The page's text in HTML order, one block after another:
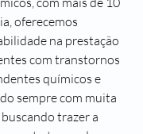
oferecemos
na prestação
com transtornos
químicos e
sempre com muita
trazer a